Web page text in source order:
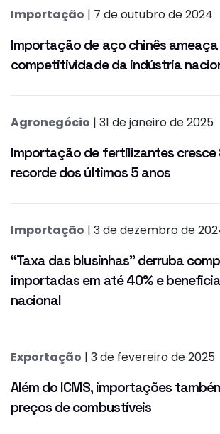
Importação | 7 de outubro de 2024
Importação de aço chinês ameaça
competitividade da indústria
Agronegócio | 31 de janeiro de 2025
Importação de fertilizantes cresce
recorde dos últimos 5 anos
Importação | 3 de dezembro de
“Taxa das blusinhas” derruba
importadas em até 40% e
nacional
Exportação | 3 de fevereiro de 2025
Além do ICMS, importações
preços de combustíveis